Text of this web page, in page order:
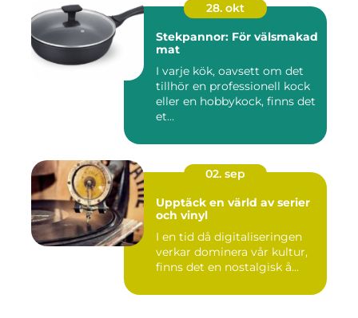
28. okt
Stekpannor: För välsmakad
mat
I varje kök, oavsett om det
tillhör en professionell kock
eller en hobbykock, finns det
et...
02. sep
Upptäck en värld av serier
och vinyl
I en tid då digitaliseringen
verkar dominera vår kultur,
finns det en nostalgisk å...